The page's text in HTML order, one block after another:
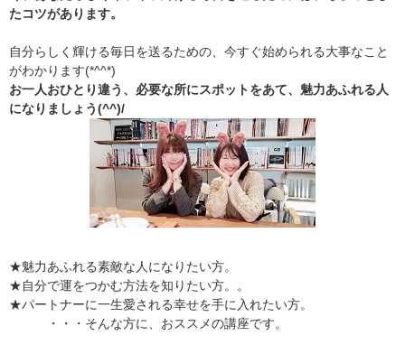
たコツがあります。
自分らしく輝ける毎日を送るための、今すぐ始められる大事なこと
がわかります(*^^*)
お一人おひとり違う、必要な所にスポットをあて、魅力あふれる人
になりましょう(^^)/
★魅力あふれる素敵な人になりたい方。
★自分で運をつかむ方法を知りたい方。。
★パートナーに一生愛される幸せを手に入れたい方。
・・・そんな方に、おススメの講座です。